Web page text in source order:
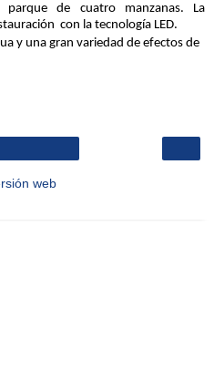
de cuatro manzanas. La
con la tecnología LED.
y una gran variedad de efectos de
web